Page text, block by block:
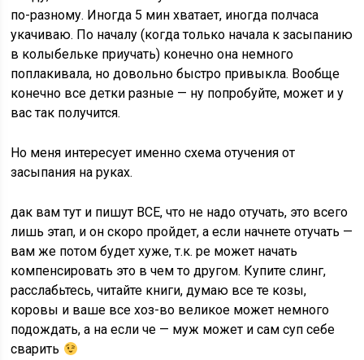
по-разному. Иногда 5 мин хватает, иногда полчаса
укачиваю. По началу (когда только начала к засыпанию
в колыбельке приучать) конечно она немного
поплакивала, но довольно быстро привыкла. Вообще
конечно все детки разные — ну попробуйте, может и у
вас так получится.
Но меня интересует именно схема отучения от
засыпания на руках.
дак вам тут и пишут ВСЕ, что не надо отучать, это всего
лишь этап, и он скоро пройдет, а если начнете отучать —
вам же потом будет хуже, т.к. ре может начать
компенсировать это в чем то другом. Купите слинг,
расслабьтесь, читайте книги, думаю все те козы,
коровы и ваше все хоз-во великое может немного
подождать, а на если че — муж может и сам суп себе
сварить